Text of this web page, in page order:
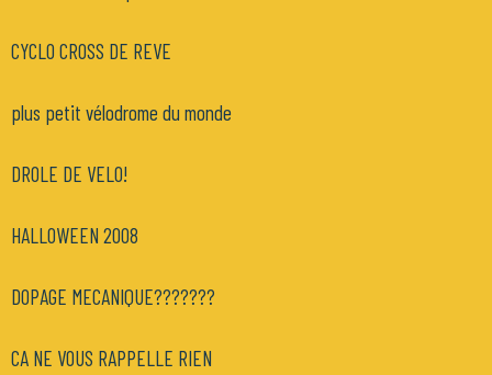
CYCLO CROSS DE REVE
plus petit vélodrome du monde
DROLE DE VELO!
HALLOWEEN 2008
DOPAGE MECANIQUE???????
CA NE VOUS RAPPELLE RIEN